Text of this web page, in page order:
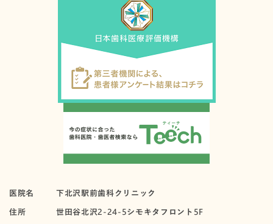
医院名
下北沢駅前歯科クリニック
住所
世田谷北沢2-24-5シモキタフロント5F